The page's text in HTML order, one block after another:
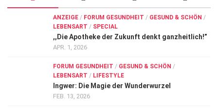
Wirtschaft, Recht, Finanzen
Zahn, Mund, Kiefer
Forum Gesundheit
Innovationen
ANZEIGE / FORUM GESUNDHEIT / GESUND & SCHÖN /
LEBENSART / SPECIAL
,,Die Apotheke der Zukunft denkt ganzheitlich!”
APR. 1, 2026
FORUM GESUNDHEIT / GESUND & SCHÖN /
LEBENSART / LIFESTYLE
Ingwer: Die Magie der Wunderwurzel
FEB. 13, 2026